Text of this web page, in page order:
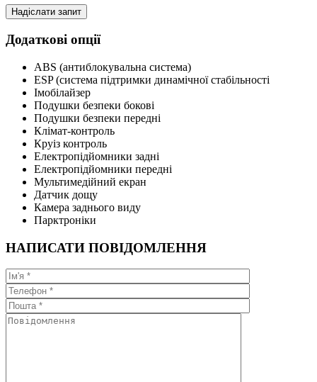
Додаткові опції
ABS (антиблокувальна система)
ESP (система підтримки динамічної стабільності
Імобілайзер
Подушки безпеки бокові
Подушки безпеки передні
Клімат-контроль
Круіз контроль
Електропідйомники задні
Електропідйомники передні
Мультимедійний екран
Датчик дощу
Камера заднього виду
Парктроніки
НАПИСАТИ ПОВІДОМЛЕННЯ